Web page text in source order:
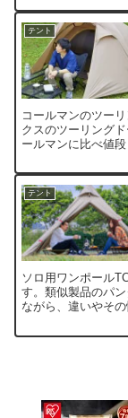
を踏まえながら説
テント
コールマンのツー
クスのツーリング
ールマンに比べ値
いドーム型テント
テント
ソロ用ワンポール
す。類似製品のパ
ながら、違いやそ